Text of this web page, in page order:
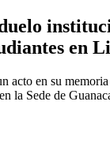
en
acto en su
la Sede de